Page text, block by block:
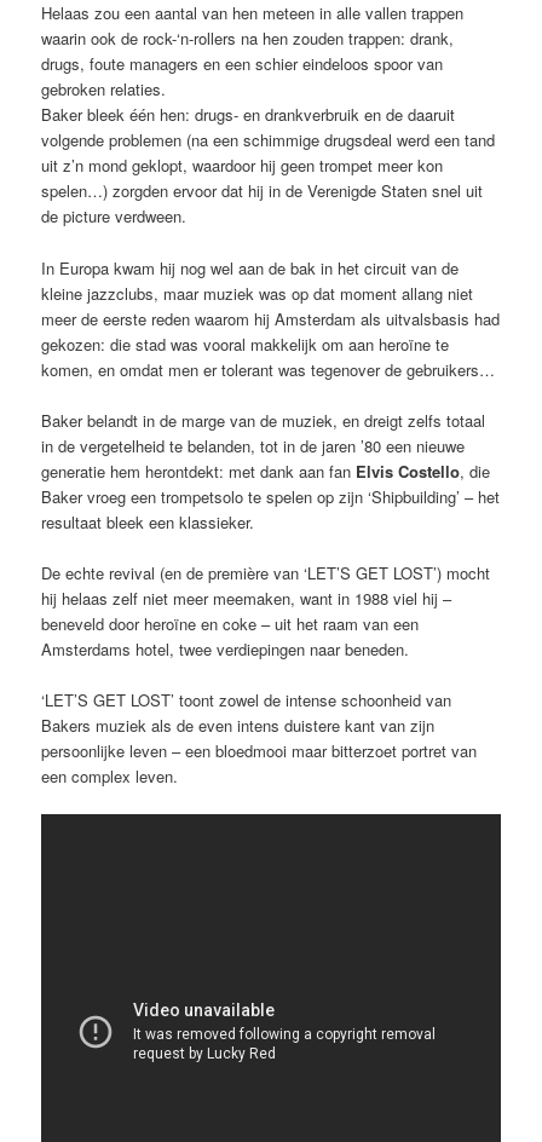
Helaas zou een aantal van hen meteen in alle vallen trappen
waarin ook de rock-‘n-rollers na hen zouden trappen: drank,
drugs, foute managers en een schier eindeloos spoor van
gebroken relaties.
Baker bleek één hen: drugs- en drankverbruik en de daaruit
volgende problemen (na een schimmige drugsdeal werd een tand
uit z’n mond geklopt, waardoor hij geen trompet meer kon
spelen…) zorgden ervoor dat hij in de Verenigde Staten snel uit
de picture verdween.
In Europa kwam hij nog wel aan de bak in het circuit van de
kleine jazzclubs, maar muziek was op dat moment allang niet
meer de eerste reden waarom hij Amsterdam als uitvalsbasis had
gekozen: die stad was vooral makkelijk om aan heroïne te
komen, en omdat men er tolerant was tegenover de gebruikers…
Baker belandt in de marge van de muziek, en dreigt zelfs totaal
in de vergetelheid te belanden, tot in de jaren ’80 een nieuwe
generatie hem herontdekt: met dank aan fan Elvis Costello, die
Baker vroeg een trompetsolo te spelen op zijn ‘Shipbuilding’ – het
resultaat bleek een klassieker.
De echte revival (en de première van ‘LET’S GET LOST’) mocht
hij helaas zelf niet meer meemaken, want in 1988 viel hij –
beneveld door heroïne en coke – uit het raam van een
Amsterdams hotel, twee verdiepingen naar beneden.
‘LET’S GET LOST’ toont zowel de intense schoonheid van
Bakers muziek als de even intens duistere kant van zijn
persoonlijke leven – een bloedmooi maar bitterzoet portret van
een complex leven.